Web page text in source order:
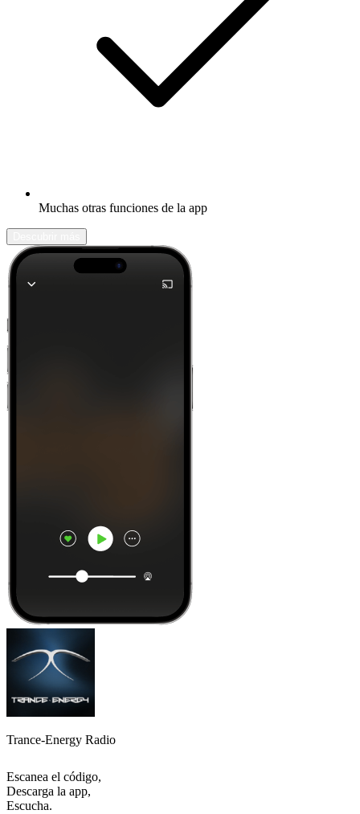
Muchas otras funciones de la app
Trance-Energy Radio
Escanea el código,
Descarga la app,
Escucha.